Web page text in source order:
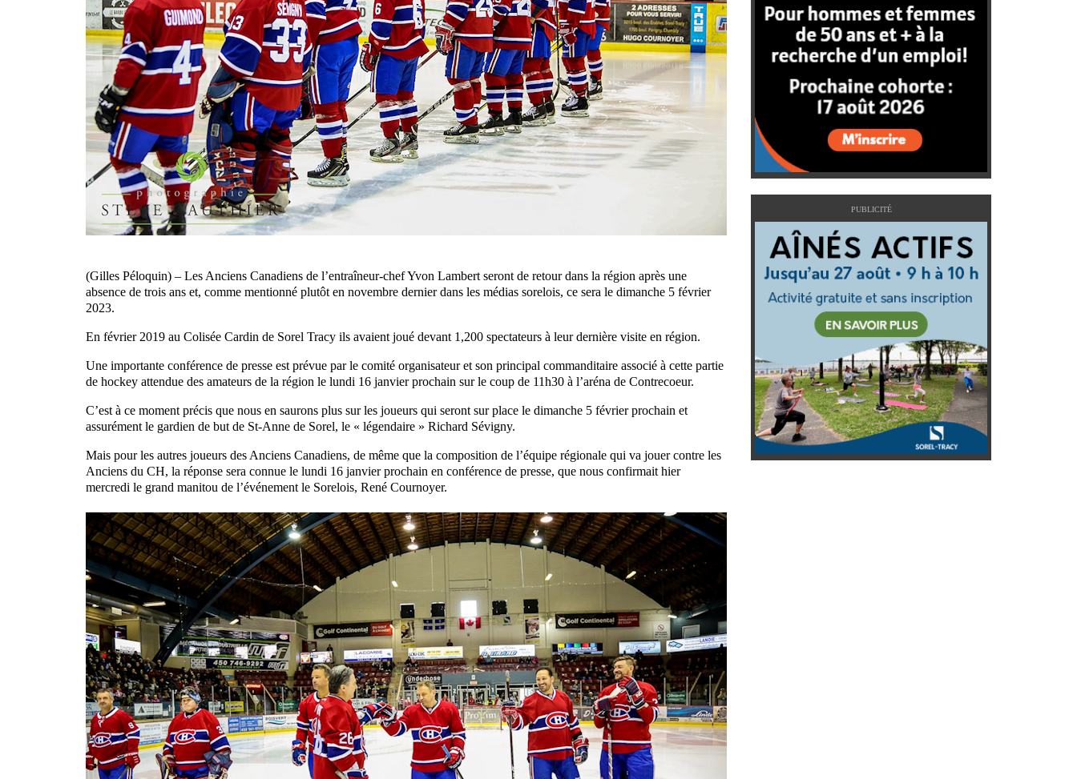
(Gilles Péloquin) – Les Anciens Canadiens de l’entraîneur-chef Yvon Lambert seront de retour dans la région après une
absence de trois ans et, comme mentionné plutôt en novembre dernier dans les médias sorelois, ce sera le dimanche 5 février
2023.
En février 2019 au Colisée Cardin de Sorel Tracy ils avaient joué devant 1,200 spectateurs à leur dernière visite en région.
Une importante conférence de presse est prévue par le comité organisateur et son principal commanditaire associé à cette partie
de hockey attendue des amateurs de la région le lundi 16 janvier prochain sur le coup de 11h30 à l’aréna de Contrecoeur.
C’est à ce moment précis que nous en saurons plus sur les joueurs qui seront sur place le dimanche 5 février prochain et
assurément le gardien de but de St-Anne de Sorel, le « légendaire » Richard Sévigny.
Mais pour les autres joueurs des Anciens Canadiens, de même que la composition de l’équipe régionale qui va jouer contre les
Anciens du CH, la réponse sera connue le lundi 16 janvier prochain en conférence de presse, que nous confirmait hier
mercredi le grand manitou de l’événement le Sorelois, René Cournoyer.
PUBLICITÉ